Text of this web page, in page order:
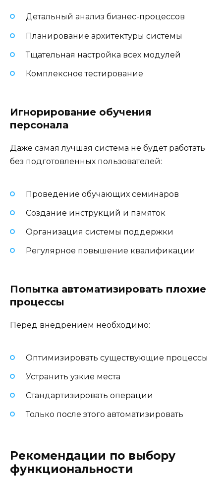
Детальный анализ бизнес-процессов
Планирование архитектуры системы
Тщательная настройка всех модулей
Комплексное тестирование
Игнорирование обучения
персонала
Даже самая лучшая система не будет работать
без подготовленных пользователей:
Проведение обучающих семинаров
Создание инструкций и памяток
Организация системы поддержки
Регулярное повышение квалификации
Попытка автоматизировать плохие
процессы
Перед внедрением необходимо:
Оптимизировать существующие процессы
Устранить узкие места
Стандартизировать операции
Только после этого автоматизировать
Рекомендации по выбору
функциональности